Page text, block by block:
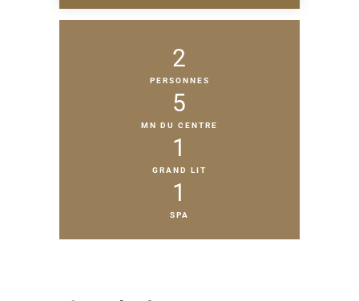
PERSONNES
2
MN DU CENTRE
5
GRAND LIT
1
SPA
1